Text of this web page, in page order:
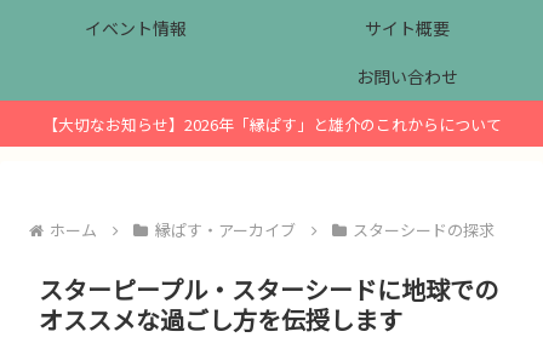
イベント情報
サイト概要
お問い合わせ
【大切なお知らせ】2026年「縁ぱす」と雄介のこれからについて
ホーム 縁ぱす・アーカイブ スターシードの探求
スターピープル・スターシードに地球での
オススメな過ごし方を伝授します